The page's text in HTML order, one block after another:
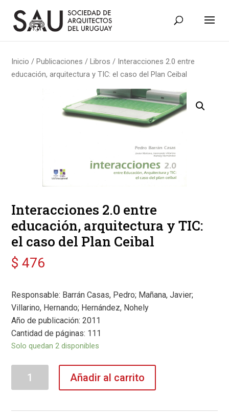
Inicio /Publicaciones /Libros / Interacciones 2.0 entre
educación, arquitectura y TIC: el caso del Plan Ceibal
Interacciones 2.0 entre
educación, arquitectura y TIC:
el caso del Plan Ceibal
$ 476
Responsable: Barrán Casas, Pedro; Mañana, Javier;
Villarino, Hernando; Hernández, Nohely
Año de publicación: 2011
Cantidad de páginas: 111
Solo quedan 2 disponibles
educación,
Añadir al carrito